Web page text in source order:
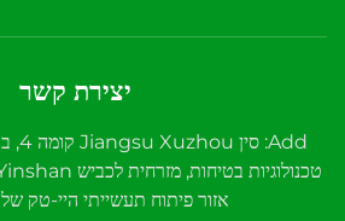
יצירת קשר
אזור פיתוח תעשייתי היי-טק של Xuzhou